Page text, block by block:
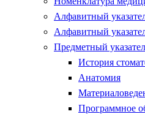
Алфавитный
Алфавитный
Предметный
История
Анатомия
Программное